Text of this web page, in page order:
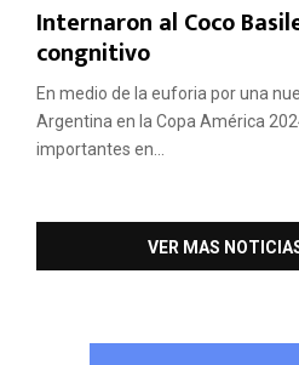
Internaron al Coco
congnitivo
En medio de la euforia por una
Argentina en la Copa América
importantes en...
VER MAS